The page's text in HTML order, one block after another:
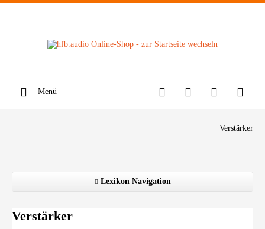
Menü
Verstärker
Lexikon Navigation
Verstärker